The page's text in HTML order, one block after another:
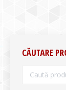
CĂUTARE